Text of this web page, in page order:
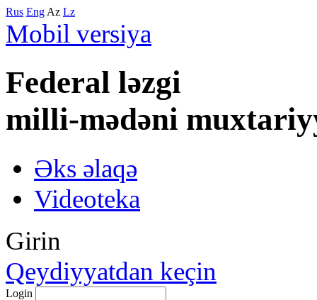
Rus Eng Az Lz
Mobil versiya
Federal lәzgi
milli-mәdәni
Əks əlaqə
Videoteka
Girin
Qeydiyyatdan keçin
Login